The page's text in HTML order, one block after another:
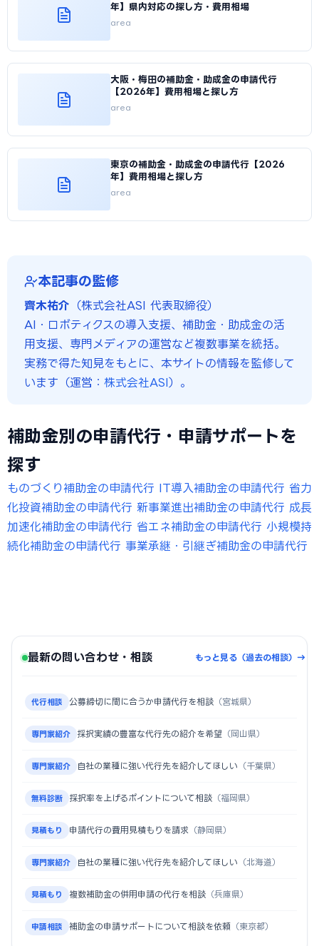
年】県内対応の探し方・費用相場
area
大阪・梅田の補助金・助成金の申請代行
【2026年】費用相場と探し方
area
東京の補助金・助成金の申請代行【2026
年】費用相場と探し方
area
本記事の監修
齊木祐介 （株式会社ASI 代表取締役）
AI・ロボティクスの導入支援、補助金・助成金の活
用支援、専門メディアの運営など複数事業を統括。
実務で得た知見をもとに、本サイトの情報を監修して
います（運営： 株式会社ASI）。
補助金別の申請代行・申請サポートを
探す
ものづくり補助金の申請代行 IT導入補助金の申請代行 省力
化投資補助金の申請代行 新事業進出補助金の申請代行 成長
加速化補助金の申請代行 省エネ補助金の申請代行 小規模持
続化補助金の申請代行 事業承継・引継ぎ補助金の申請代行
最新の問い合わせ・相談 もっと見る（過去の相談）→
代行相談 公募締切に間に合うか申請代行を相談 （宮城県）
専門家紹介 採択実績の豊富な代行先の紹介を希望 （岡山県）
専門家紹介 自社の業種に強い代行先を紹介してほしい （千葉県）
無料診断 採択率を上げるポイントについて相談 （福岡県）
見積もり 申請代行の費用見積もりを請求 （静岡県）
専門家紹介 自社の業種に強い代行先を紹介してほしい （北海道）
見積もり 複数補助金の併用申請の代行を相談 （兵庫県）
申請相談 補助金の申請サポートについて相談を依頼 （東京都）